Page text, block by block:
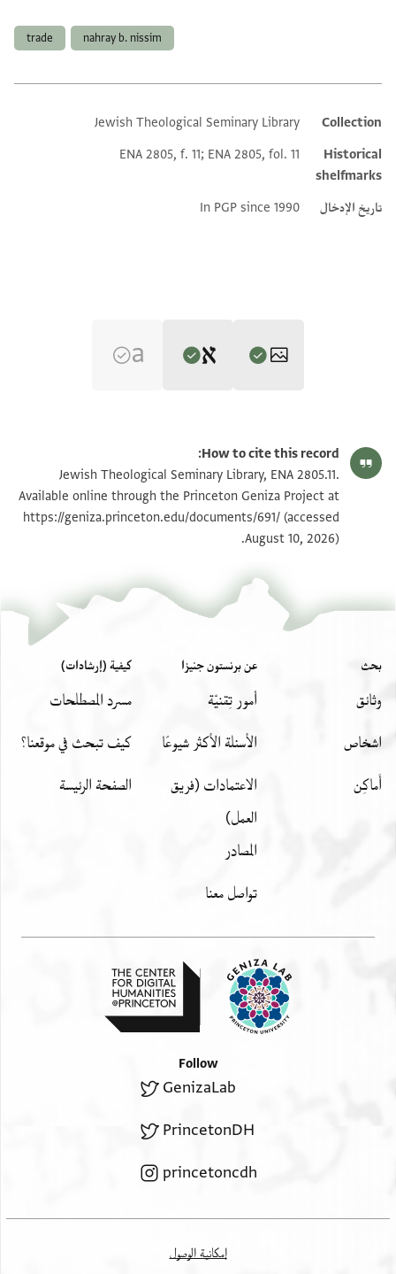
nahray b. nissim
trade
Additional metadata
Collection
Jewish Theological Seminary Library
Historical
shelfmarks
ENA 2805, f. 11; ENA 2805, fol. 11
تاريخ الإدخال In PGP since 1990
A. L. Udovitch's digital edition.
בשמך רחמנא
רבנו נהראי אדאם אללה
עלאה יחסן אלנטר למר והיב
אלגמאעה כתרהא אללה פי
כניסה אלעראקיין
חאלה אד הי רזחה ומע דלך
כונה קליל אלכסוה ולא ידע
פי דלך [מ]מן אן שא אללה
ENA 2805.11 1
بيان أذونات الصورة
How to cite this record:
Jewish Theological Seminary Library, ENA 2805.11.
Available online through the Princeton Geniza Project at
https://geniza.princeton.edu/documents/691/ (accessed
August 10, 2026).
بحث
وثائق
اشخاص
أَماكِن
عن برنستون جنيزا
أمور تِقنيّة
الأسئلة الأكثر شيوعًا
الاعتمادات (فريق
العمل)
المصادر
تواصل معنا
كيفية (إرشادات)
مسرد المصطلحات
كيف تبحث في موقعنا؟
الصفحة الرئيسة
Follow
GenizaLab
PrincetonDH
princetoncdh
إمكانية الوصول